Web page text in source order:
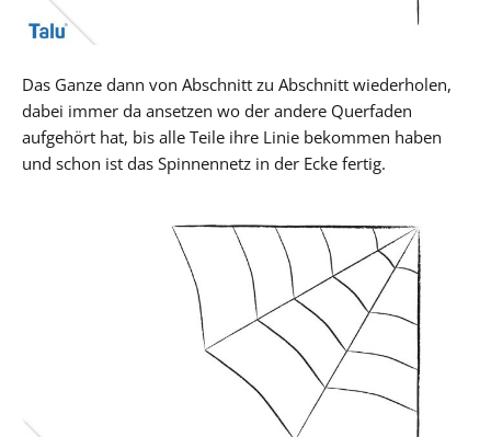
Das Ganze dann von Abschnitt zu Abschnitt wiederholen,
dabei immer da ansetzen wo der andere Querfaden
aufgehört hat, bis alle Teile ihre Linie bekommen haben
und schon ist das Spinnennetz in der Ecke fertig.